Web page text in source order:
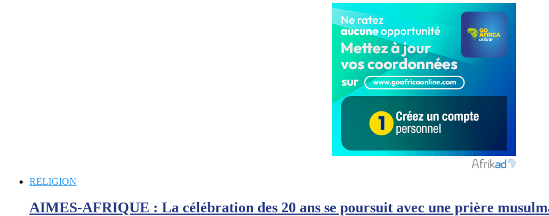
RELIGION
AIMES-AFRIQUE : La célébration des 20 ans se poursuit avec une prière